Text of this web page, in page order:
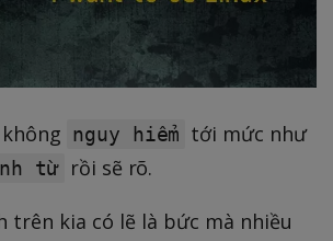
nguy hiểm tới mức như
từ rồi sẽ rõ.
trên kia có lẽ là bức mà nhiều